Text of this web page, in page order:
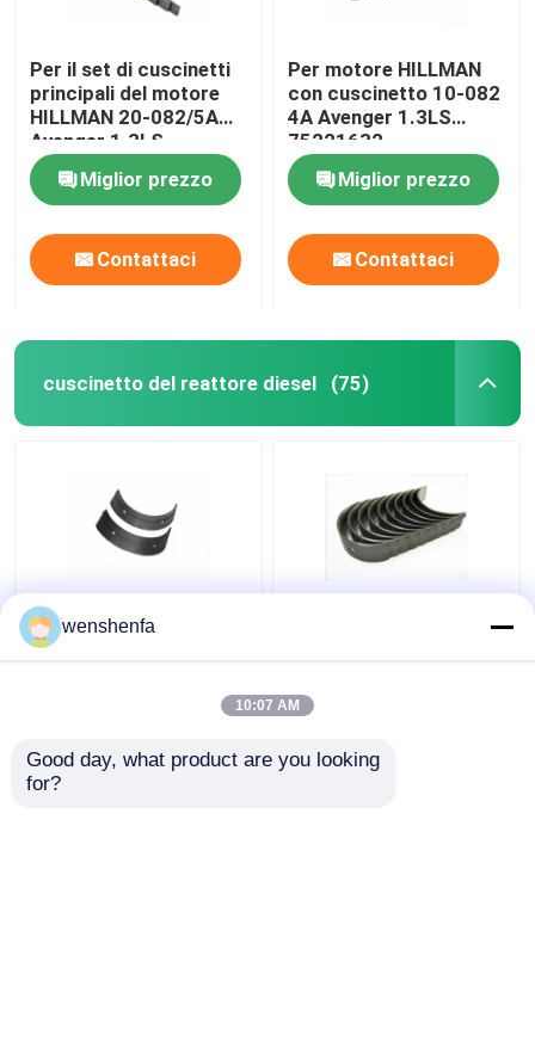
Per il set di cuscinetti
principali del motore
HILLMAN 20-082/5A
Avenger 1.3LS
75221637 Alta
resistenzaMiglior prezzo
Contattaci
Per motore HILLMAN
con cuscinetto 10-082
4A Avenger 1.3LS
75221632
Miglior prezzo
Contattaci
cuscinetto del reattore diesel (75)
Per il motore diesel
Volkswagen Con Rod
CCZ 1.8L 06J 105 701
V6CYL KC KD Per Ford
wenshenfa
10:07 AM
Good day, what product are you looking
for?